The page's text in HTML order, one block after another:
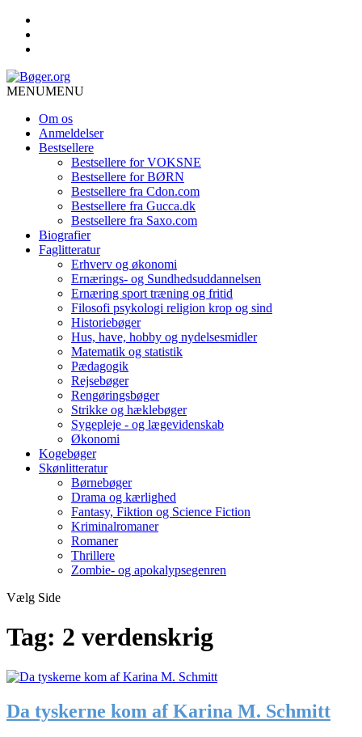
MENUMENU
Om os
Anmeldelser
Bestsellere
Bestsellere for VOKSNE
Bestsellere for BØRN
Bestsellere fra Cdon.com
Bestsellere fra Gucca.dk
Bestsellere fra Saxo.com
Biografier
Faglitteratur
Erhverv og økonomi
Ernærings- og Sundhedsuddannelsen
Ernæring sport træning og fritid
Filosofi psykologi religion krop og sind
Historiebøger
Hus, have, hobby og nydelsesmidler
Matematik og statistik
Pædagogik
Rejsebøger
Rengøringsbøger
Strikke og hæklebøger
Sygepleje - og lægevidenskab
Økonomi
Kogebøger
Skønlitteratur
Børnebøger
Drama og kærlighed
Fantasy, Fiktion og Science Fiction
Kriminalromaner
Romaner
Thrillere
Zombie- og apokalypsegenren
Vælg Side
Tag: 2 verdenskrig
Da tyskerne kom af Karina M. Schmitt